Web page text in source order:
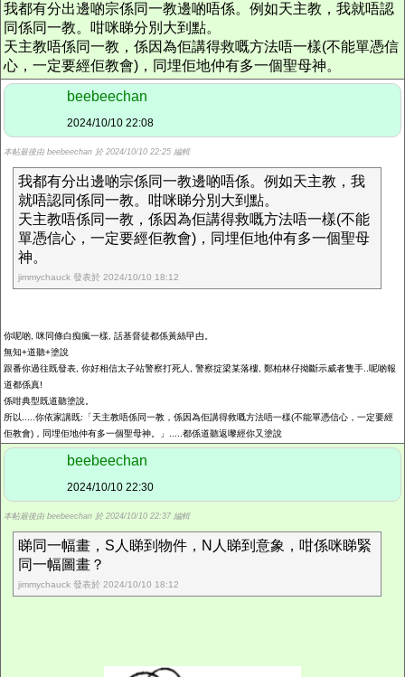
我都有分出邊啲宗係同一教邊啲唔係。例如天主教，我就唔認
同係同一教。咁咪睇分別大到點。
天主教唔係同一教，係因為佢講得救嘅方法唔一樣(不能單憑信
心，一定要經佢教會)，同埋佢地仲有多一個聖母神。
beebeechan
2024/10/10 22:08
本帖最後由 beebeechan 於 2024/10/10 22:25 編輯
我都有分出邊啲宗係同一教邊啲唔係。例如天主教，我
就唔認同係同一教。咁咪睇分別大到點。
天主教唔係同一教，係因為佢講得救嘅方法唔一樣(不能
單憑信心，一定要經佢教會)，同埋佢地仲有多一個聖母
神。
jimmychauck 發表於 2024/10/10 18:12
你呢啲, 咪同條白痴瘋一樣, 話基督徒都係黃絲曱甴。
無知+道聽+塗說
跟番你過往既發表, 你好相信太子站警察打死人, 警察掟梁某落樓, 鄭柏林仔拗斷示威者隻手..呢啲報
道都係真!
係咁典型既道聽塗說。
所以.....你依家講既:「天主教唔係同一教，係因為佢講得救嘅方法唔一樣(不能單憑信心，一定要經
佢教會)，同埋佢地仲有多一個聖母神。」.....都係道聽返嚟經你又塗說
beebeechan
2024/10/10 22:30
本帖最後由 beebeechan 於 2024/10/10 22:37 編輯
睇同一幅畫，S人睇到物件，N人睇到意象，咁係咪睇緊
同一幅圖畫？
jimmychauck 發表於 2024/10/10 18:12